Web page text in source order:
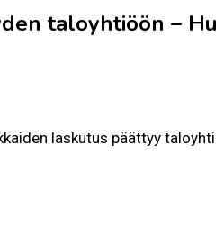
taloyhtiöön –
laskutus päättyy